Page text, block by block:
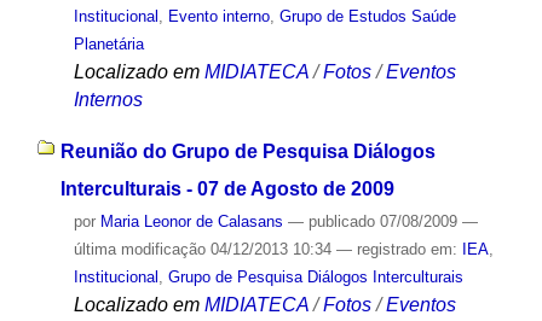
Institucional , Evento interno, Grupo de Estudos Saúde
Planetária
Localizado em MIDIATECA /Fotos /Eventos
Internos
Reunião do Grupo de Pesquisa Diálogos
Interculturais - 07 de Agosto de 2009
por Maria Leonor de Calasans — publicado07/08/2009 —
última modificação04/12/2013 10:34 — registrado em: IEA,
Institucional , Grupo de Pesquisa Diálogos Interculturais
Localizado em MIDIATECA /Fotos /Eventos